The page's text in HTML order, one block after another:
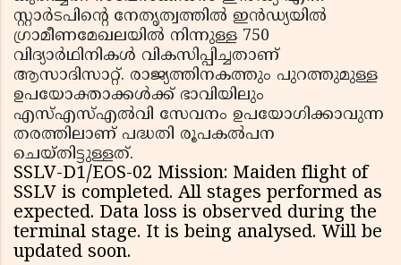
സ്റ്റാര്‍ടപിന്റെ നേതൃത്വത്തില്‍ ഇന്‍ഡ്യയില്‍
ഗ്രാമീണമേഖലയില്‍ നിന്നുള്ള 750
വിദ്യാര്‍ഥിനികള്‍ വികസിപ്പിച്ചതാണ്
ആസാദിസാറ്റ്. രാജ്യത്തിനകത്തും പുറത്തുമുള്ള
ഉപയോക്താക്കള്‍ക്ക് ഭാവിയിലും
എസ്എസ്എല്‍വി സേവനം ഉപയോഗിക്കാവുന്ന
തരത്തിലാണ് പദ്ധതി രൂപകല്‍പന
ചെയ്തിട്ടുള്ളത്.
SSLV-D1/EOS-02 Mission: Maiden flight of
SSLV is completed. All stages performed as
expected. Data loss is observed during the
terminal stage. It is being analysed. Will be
updated soon.